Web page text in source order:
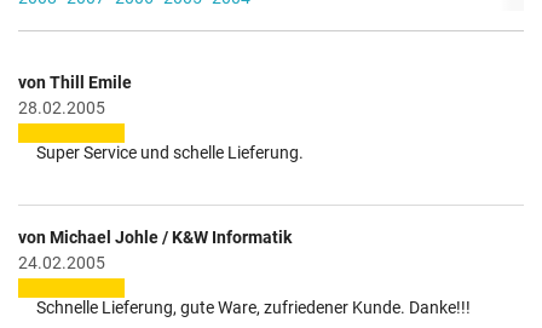
von Thill Emile
28.02.2005
Super Service und schelle Lieferung.
von Michael Johle / K&W Informatik
24.02.2005
Schnelle Lieferung, gute Ware, zufriedener Kunde. Danke!!!